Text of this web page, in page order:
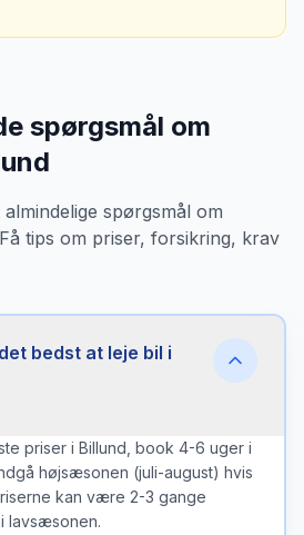
spørgsmål om
spørgsmål om
tips om priser, forsikring, krav
bedst at leje bil i
priser i Billund, book 4-6 uger i
højsæsonen (juli-august) hvis
kan være 2-3 gange
lavsæsonen.